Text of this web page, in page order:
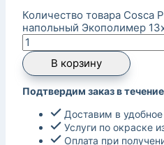
Количество товара Cosca
напольный Экополимер
В корзину
Подтвердим заказ в
Доставим в
Услуги по окраске
Оплата при